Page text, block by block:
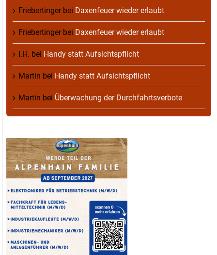
Friebertingerbei Daxenfeuer wieder erlaubt
Friebertingerbei Daxenfeuer wieder erlaubt
I.H. bei Handy statt Aufsichtspflicht
Martin bei Handy statt Aufsichtspflicht
Martin bei Überwachung der Durchfahrtsverbote